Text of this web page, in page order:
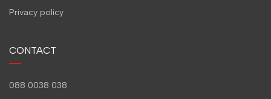
Privacy policy
CONTACT
088 0038 038